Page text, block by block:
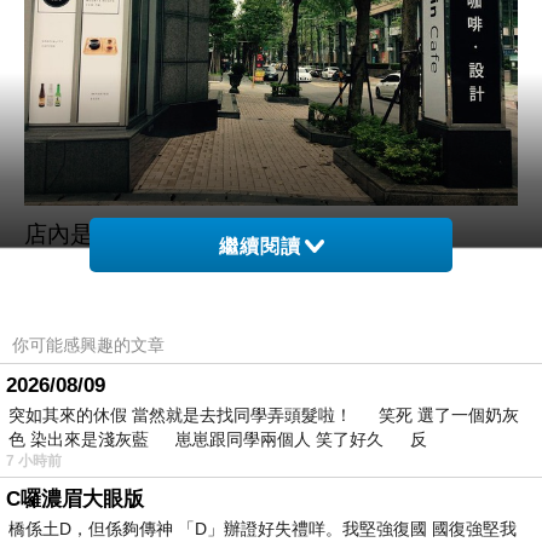
店內是餐廳&賣家具繼續閱讀
你可能感興趣的文章
2026/08/09
突如其來的休假 當然就是去找同學弄頭髮啦！ 笑死 選了一個奶灰
色 染出來是淺灰藍 崽崽跟同學兩個人 笑了好久 反
7 小時前
C囉濃眉大眼版
橋係土D，但係夠傳神 「D」辦證好失禮咩。我堅強復國 國復強堅我